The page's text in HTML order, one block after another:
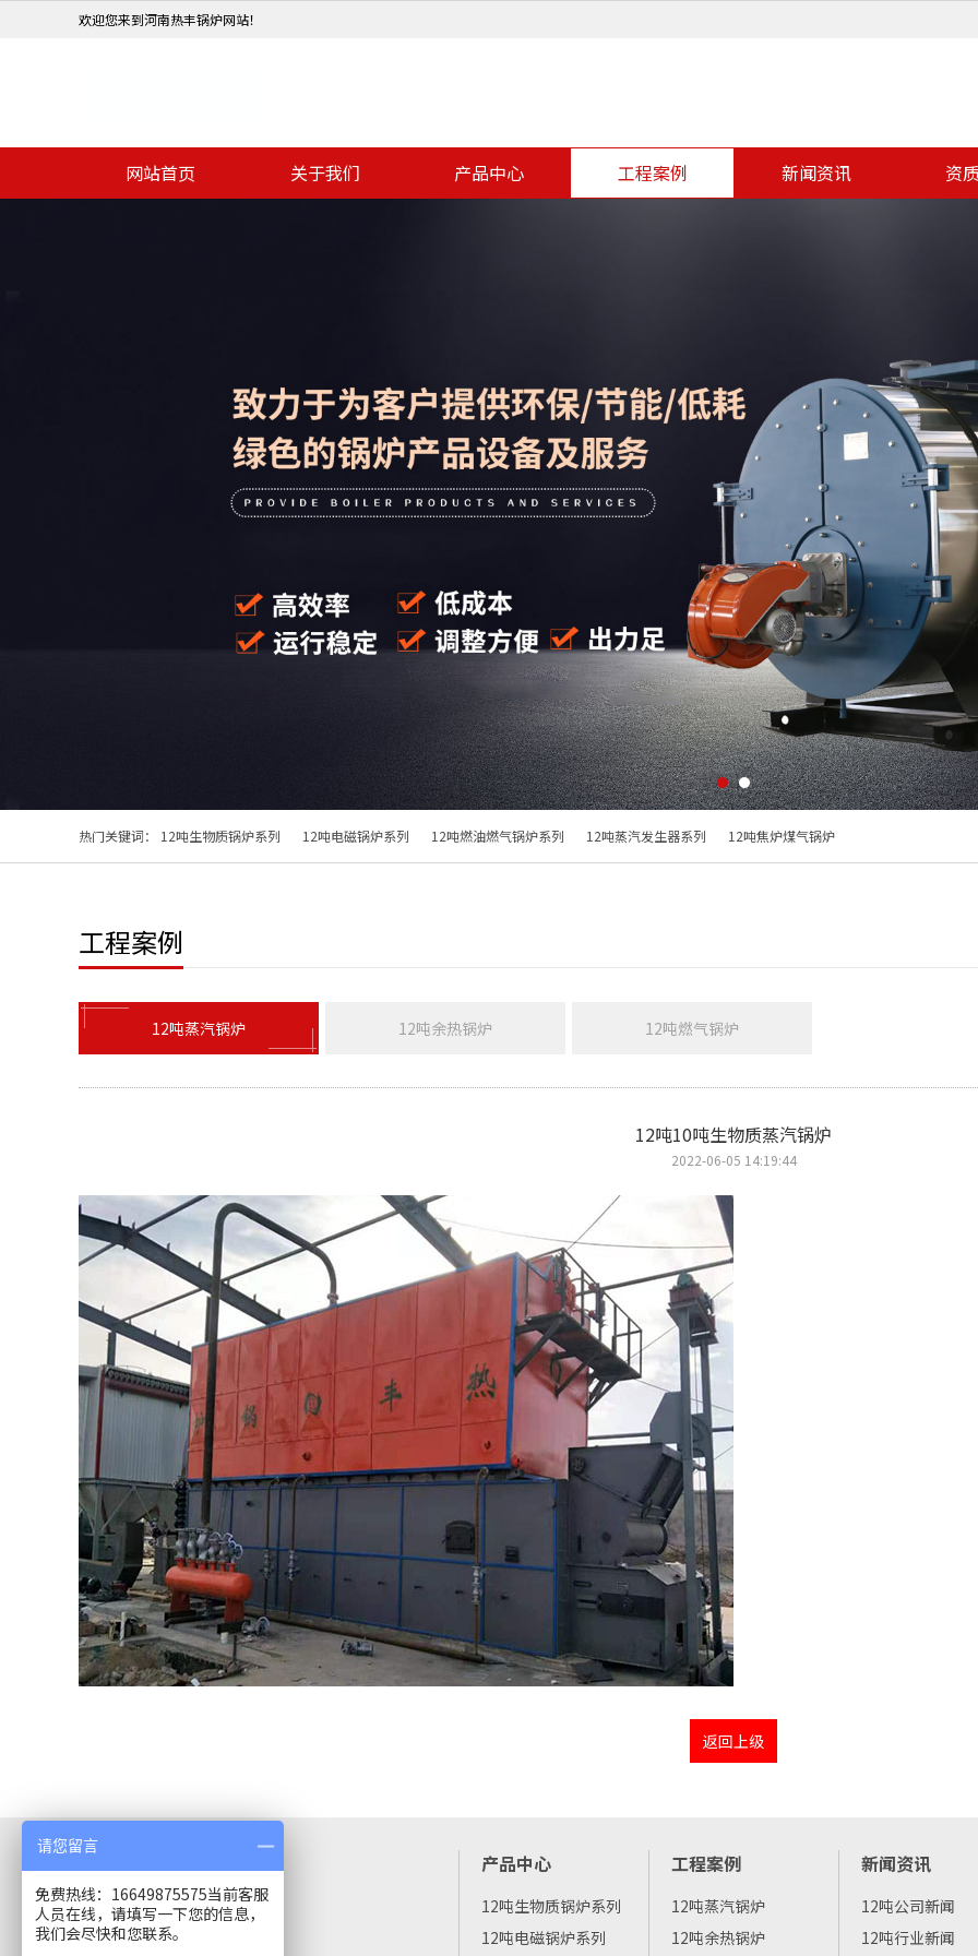
欢迎您来到河南热丰锅炉网站！
网站首页 关于我们 产品中心 工程案例 新闻资讯 资
热门关键词： 12吨生物质锅炉系列 12吨电磁锅炉系列 12吨燃油燃气锅炉系列 12吨蒸汽发生器系列 12吨焦炉煤气锅炉
工程案例
12吨蒸汽锅炉 12吨余热锅炉 12吨燃气锅炉
12吨10吨生物质蒸汽锅炉
2022-06-05 14:19:44
返回上级
电话：16649875575
地址：河南省太康县工业园
产品中心
12吨生物质锅炉系列
12吨电磁锅炉系列
工程案例
12吨蒸汽锅炉
12吨余热锅炉
新闻资讯
12吨公司新闻
12吨行业新闻
请您留言
免费热线：16649875575当前客服
人员在线，请填写一下您的信息，
我们会尽快和您联系。